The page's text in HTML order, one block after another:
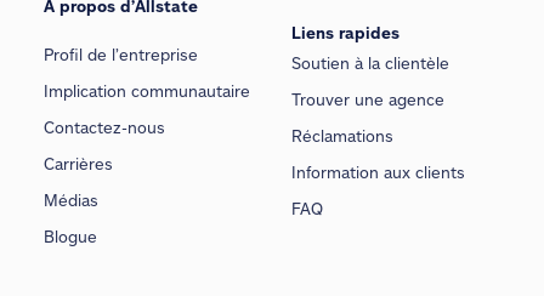
À propos d’Allstate
Profil de l’entreprise
Implication communautaire
Contactez-nous
Carrières
Médias
Blogue
Liens rapides
Soutien à la clientèle
Trouver une agence
Réclamations
Information aux clients
FAQ